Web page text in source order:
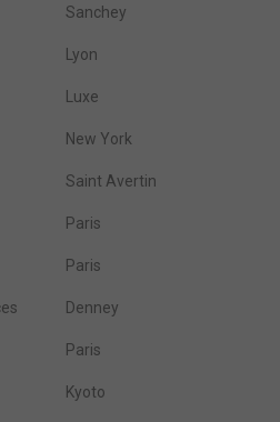
Sanchey
Lyon
Luxe
New York
Saint Avertin
Paris
Paris
Denney
Paris
Kyoto